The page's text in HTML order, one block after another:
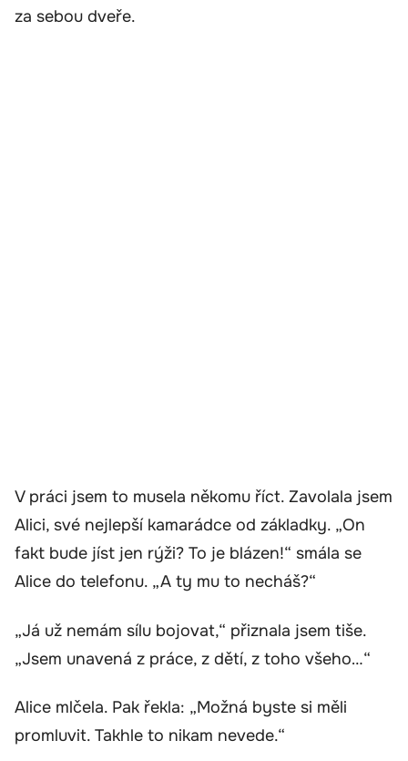
za sebou dveře.
V práci jsem to musela někomu říct. Zavolala jsem
Alici, své nejlepší kamarádce od základky. „On
fakt bude jíst jen rýži? To je blázen!“ smála se
Alice do telefonu. „A ty mu to necháš?“
„Já už nemám sílu bojovat,“ přiznala jsem tiše.
„Jsem unavená z práce, z dětí, z toho všeho…“
Alice mlčela. Pak řekla: „Možná byste si měli
promluvit. Takhle to nikam nevede.“